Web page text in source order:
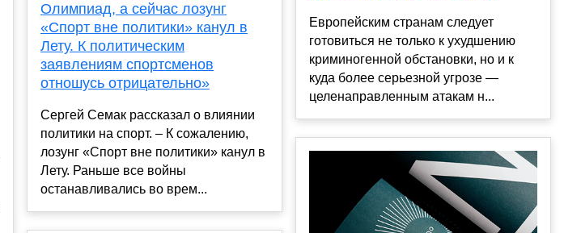
Олимпиад, а сейчас лозунг
«Спорт вне политики» канул в
Лету. К политическим
заявлениям спортсменов
отношусь отрицательно»
Сергей Семак рассказал о влиянии
политики на спорт. – К сожалению,
лозунг «Спорт вне политики» канул в
Лету. Раньше все войны
останавливались во врем...
Европейским странам следует
готовиться не только к ухудшению
криминогенной обстановки, но и к
куда более серьезной угрозе —
целенаправленным атакам н...